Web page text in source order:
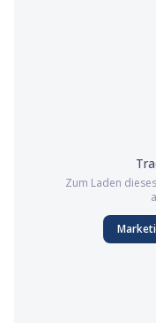
Zum Laden